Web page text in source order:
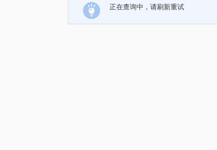
正在查询中，请刷新重试